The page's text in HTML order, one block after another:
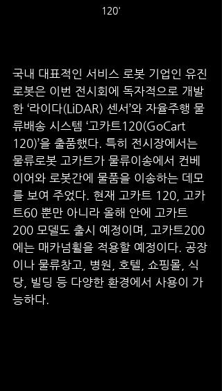
120'
국내 대표적인 서비스 로봇 기업인 유진
로봇은 이번 전시회에 독자적으로 개발
한 ‘라이다(LiDAR) 센서’와 자율주행 물
류배송 시스템 ‘고카트120(GoCart
120)’을 출품했다. 특히 전시장에서는
물류로봇 고카트가 물류이송에서 컨베
이어와 로봇간에 물품을 이송하는 데모
를 보여 주었다. 현재 고카트 120, 고카
트60 뿐만 아니라 올해 안에 고카트
200 모델도 출시 예정이며, 고카트200
에는 매카넘휠을 적용할 예정이다. 공장
이나 물류창고, 병원, 호텔, 쇼핑몰, 식
당, 빌딩 등 다양한 환경에서 사용이 가
능하다.